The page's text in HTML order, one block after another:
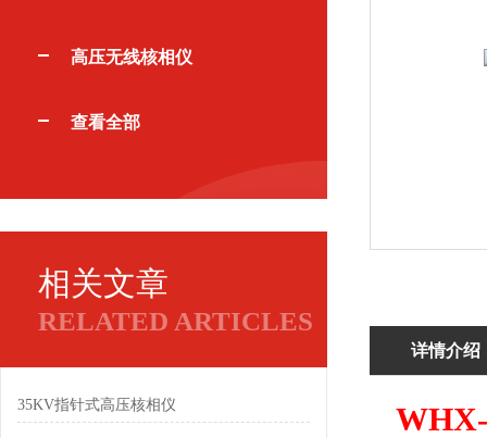
高压无线核相仪
查看全部
相关文章
RELATED ARTICLES
35KV指针式高压核相仪
详情介绍
WHX-